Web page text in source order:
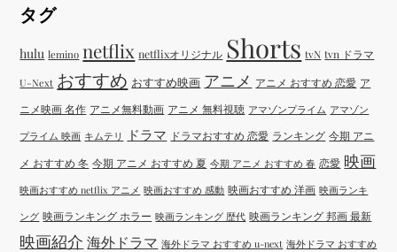
タグ
hulu lemino netflix netflixオリジナル Shorts tvN tvn ドラマ
U-Next おすすめ おすすめ映画 アニメ アニメ おすすめ 恋愛 ア
ニメ映画 名作 アニメ無料動画 アニメ 無料視聴 アマゾンプライム アマゾン
プライム 映画 キムテリ ドラマ ドラマおすすめ 恋愛 ランキング 今期 アニ
メ おすすめ 冬 今期 アニメ おすすめ 夏 今期 アニメ おすすめ 春 恋愛 映画
映画おすすめ netflix アニメ 映画おすすめ 感動 映画おすすめ 洋画 映画ランキ
ング 映画ランキング ホラー 映画ランキング 歴代 映画ランキング 邦画 最新
映画紹介 海外ドラマ 海外ドラマ おすすめ u-next 海外ドラマ おすすめ